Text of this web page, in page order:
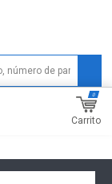
Carrito
0